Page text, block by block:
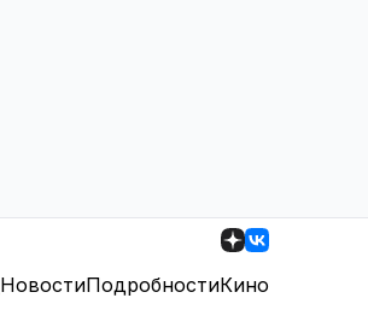
НовостиПодробностиКино